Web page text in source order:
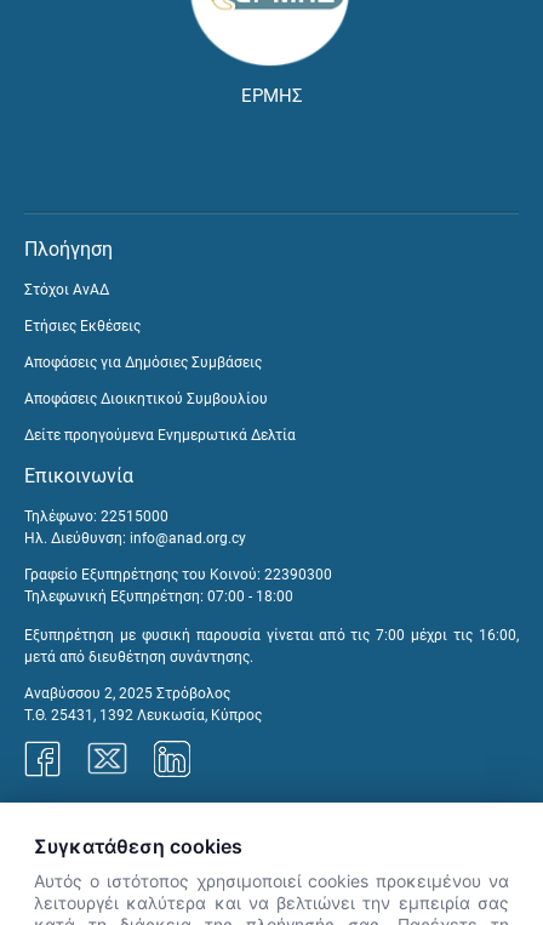
ΕΡΜΗΣ
Πλοήγηση
Στόχοι ΑνΑΔ
Ετήσιες Εκθέσεις
Αποφάσεις για Δημόσιες Συμβάσεις
Αποφάσεις Διοικητικού Συμβουλίου
Δείτε προηγούμενα Ενημερωτικά Δελτία
Επικοινωνία
Τηλέφωνο: 22515000
Ηλ. Διεύθυνση: info@anad.org.cy
Γραφείο Εξυπηρέτησης του Κοινού: 22390300
Τηλεφωνική Εξυπηρέτηση: 07:00 - 18:00
Εξυπηρέτηση με φυσική παρουσία γίνεται από τις 7:00 μέχρι τις 16:00,
μετά από διευθέτηση συνάντησης.
Αναβύσσου 2, 2025 Στρόβολος
Τ.Θ. 25431, 1392 Λευκωσία, Κύπρος
Συγκατάθεση cookies
Αυτός ο ιστότοπος χρησιμοποιεί cookies προκειμένου να
λειτουργέι καλύτερα και να βελτιώνει την εμπειρία σας